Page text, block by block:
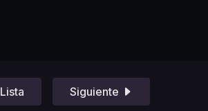
Lista Siguiente